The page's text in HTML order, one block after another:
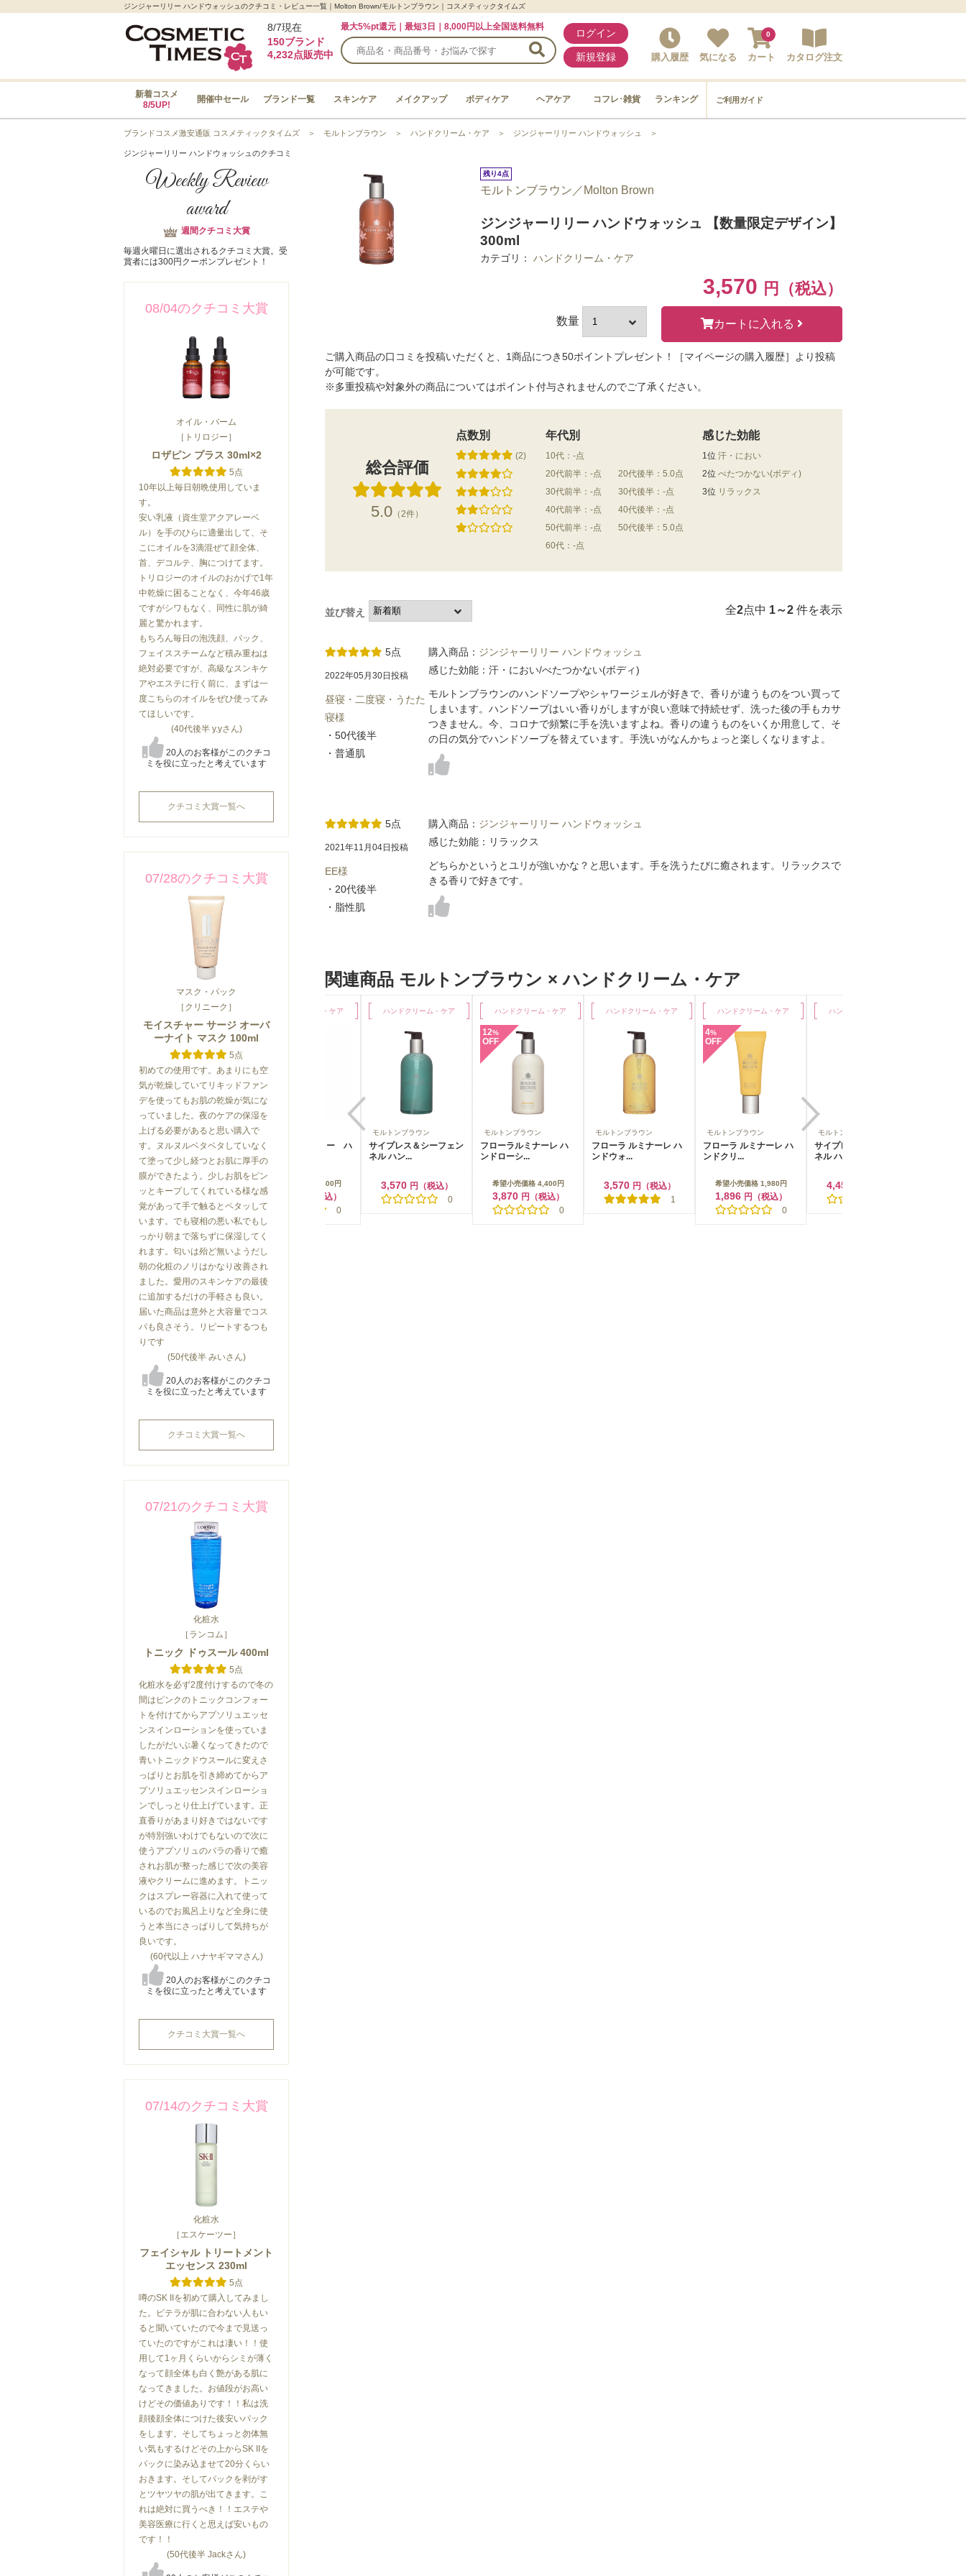
ジンジャーリリー ハンドウォッシュのクチコミ・レビュー一覧｜Molton Brown/モルトンブラウン｜コスメティックタイムズ
8/7現在
150ブランド
4,232点販売中
最大5%pt還元｜最短3日｜8,000円以上全国送料無料
ログイン
新規登録 購入履歴 気になる カート
0
カタログ注文
新着コスメ
8/5UP!
開催中セール ブランド一覧 スキンケア メイクアップ ボディケア ヘアケア コフレ･雑貨 ランキング ご利用ガイド
ブランドコスメ激安通販 コスメティックタイムズ ＞ モルトンブラウン ＞ ハンドクリーム・ケア ＞ ジンジャーリリー ハンドウォッシュ ＞
ジンジャーリリー ハンドウォッシュのクチコミ
Weekly Review
award
週間クチコミ大賞
毎週火曜日に選出されるクチコミ大賞。受
賞者には300円クーポンプレゼント！
08/04のクチコミ大賞
オイル・バーム
［トリロジー］
ロザピン プラス 30ml×2
5点
10年以上毎日朝晩使用していま
す。
安い乳液（資生堂アクアレーベ
ル）を手のひらに適量出して、そ
こにオイルを3滴混ぜて顔全体、
首、デコルテ、胸につけてます。
トリロジーのオイルのおかげで1年
中乾燥に困ることなく、今年46歳
ですがシワもなく、同性に肌が綺
麗と驚かれます。
もちろん毎日の泡洗顔、パック、
フェイススチームなど積み重ねは
絶対必要ですが、高級なスンキケ
アやエステに行く前に、まずは一
度こちらのオイルをぜひ使ってみ
てほしいです。
(40代後半 y.yさん)
20人のお客様がこのクチコ
ミを役に立ったと考えています
クチコミ大賞一覧へ
07/28のクチコミ大賞
マスク・パック
［クリニーク］
モイスチャー サージ オーバ
ーナイト マスク 100ml
5点
初めての使用です。あまりにも空
気が乾燥していてリキッドファン
デを使ってもお肌の乾燥が気にな
っていました。夜のケアの保湿を
上げる必要があると思い購入で
す。ヌルヌルベタベタしていなく
て塗って少し経つとお肌に厚手の
膜ができたよう。少しお肌をピン
ッとキープしてくれている様な感
覚があって手で触るとペタッして
います。でも寝相の悪い私でもし
っかり朝まで落ちずに保湿してく
れます。匂いは殆ど無いようだし
朝の化粧のノリはかなり改善され
ました。愛用のスキンケアの最後
に追加するだけの手軽さも良い。
届いた商品は意外と大容量でコス
パも良さそう。リピートするつも
りです
(50代後半 みいさん)
20人のお客様がこのクチコ
ミを役に立ったと考えています
クチコミ大賞一覧へ
07/21のクチコミ大賞
化粧水
［ランコム］
トニック ドゥスール 400ml
5点
化粧水を必ず2度付けするので冬の
間はピンクのトニックコンフォー
トを付けてからアプソリュエッセ
ンスインローションを使っていま
したがだいぶ暑くなってきたので
青いトニックドウスールに変えさ
っぱりとお肌を引き締めてからア
プソリュエッセンスインローショ
ンでしっとり仕上げています。正
直香りがあまり好きではないです
が特別強いわけでもないので次に
使うアプソリュのバラの香りで癒
されお肌が整った感じで次の美容
液やクリームに進めます。トニッ
クはスプレー容器に入れて使って
いるのでお風呂上りなど全身に使
うと本当にさっぱりして気持ちが
良いです。
(60代以上 ハナヤギママさん)
20人のお客様がこのクチコ
ミを役に立ったと考えています
クチコミ大賞一覧へ
07/14のクチコミ大賞
化粧水
［エスケーツー］
フェイシャル トリートメント
エッセンス 230ml
5点
噂のSK IIを初めて購入してみまし
た。ピテラが肌に合わない人もい
ると聞いていたので今まで見送っ
ていたのですがこれは凄い！！使
用して1ヶ月くらいからシミが薄く
なって顔全体も白く艶がある肌に
なってきました。お値段がお高い
けどその価値ありです！！私は洗
顔後顔全体につけた後安いパック
をします。そしてちょっと勿体無
い気もするけどその上からSK IIを
パックに染み込ませて20分くらい
おきます。そしてパックを剥がす
とツヤツヤの肌が出てきます。こ
れは絶対に買うべき！！エステや
美容医療に行くと思えば安いもの
です！！
(50代後半 Jackさん)
残り4点
モルトンブラウン／Molton Brown
ジンジャーリリー ハンドウォッシュ 【数量限定デザイン】
300ml
カテゴリ： ハンドクリーム・ケア
3,570 円（税込）
カートに入れる
数量
ご購入商品の口コミを投稿いただくと、1商品につき50ポイントプレゼント！［マイページの購入履歴］より投稿
が可能です。
※多重投稿や対象外の商品についてはポイント付与されませんのでご了承ください。
総合評価
5.0 （2件）
点数別 年代別 感じた効能
(2) 10代：-点 1位 汗・におい
20代前半：-点
20代後半：5.0点 2位 べたつかない(ボディ)
30代前半：-点
30代後半：-点 3位 リラックス
40代前半：-点
40代後半：-点
50代前半：-点
50代後半：5.0点
60代：-点
並び替え 全2点中 1～2 件を表示
5点
2022年05月30日投稿
昼寝・二度寝・うたた
寝様
・50代後半
・普通肌
購入商品： ジンジャーリリー ハンドウォッシュ
感じた効能：汗・におい/べたつかない(ボディ)
モルトンブラウンのハンドソープやシャワージェルが好きで、香りが違うものをつい買って
しまいます。ハンドソープはいい香りがしますが良い意味で持続せず、洗った後の手もカサ
つきません。今、コロナで頻繁に手を洗いますよね。香りの違うものをいくか用意して、そ
の日の気分でハンドソープを替えています。手洗いがなんかちょっと楽しくなりますよ。
5点
2021年11月04日投稿
EE様
・20代後半
・脂性肌
購入商品： ジンジャーリリー ハンドウォッシュ
感じた効能：リラックス
どちらかというとユリが強いかな？と思います。手を洗うたびに癒されます。リラックスで
きる香りで好きです。
関連商品 モルトンブラウン × ハンドクリーム・ケア
ハンドクリーム・ケア
7
OFF
モルトンブラウン
ホワイトマルベリー ハ
ンドローシ...
4,070円（税込）
0
ハンドクリーム・ケア
サイプレス＆シーフェン
ネル ハン...
円（税込）
0
ハンドクリーム・ケア
モルトンブラウン
フローラルミナーレ ハ
ンドローシ...
希望小売価格 4,400円
3,870円（税込）
ハンドクリーム・ケア
モルトンブラウン
フローラ ルミナーレ ハ
ンドウォ...
3,570円（税込）
1
ハンドクリーム・ケア
モルトンブラウン
フローラ ルミナーレ ハ
ンドクリ...
希望小売価格 1,980円
1,896円（税込）
ハンドクリーム・ケア
モルトンブラウン
サイプレス＆シーフェン
ネル ハン...
4,450円（税込）
0
ハンドクリーム・ケア
モルトンブラウン
ジンジャーリリー ハン
ドクリーム
希望小売価格 1,980円
1,879